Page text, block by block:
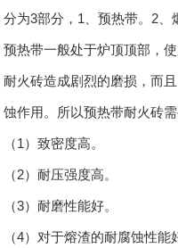
分为3部分，1、预热带。2、
预热带一般处于炉顶顶部，
耐火砖造成剧烈的磨损，而
蚀作用。所以预热带耐火砖
（1）致密度高。
（2）耐压强度高。
（3）耐磨性能好。
（4）对于熔渣的耐腐蚀性能